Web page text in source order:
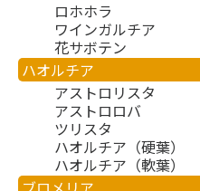
ロホホラ
ワインガルチア
花サボテン
ハオルチア
アストロリスタ
アストロロバ
ツリスタ
ハオルチア（硬葉）
ハオルチア（軟葉）